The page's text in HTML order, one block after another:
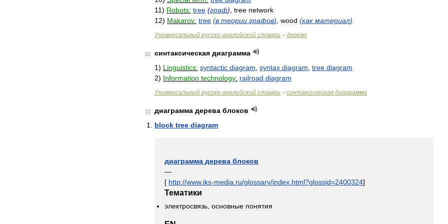
11) Robots: tree (граф) tree network
12) Makarov: tree (в теории графов) wood (как материал)
Универсальный русско-английский словарь > дерево
10 синтаксическая диаграмма
1) Linguistics: syntactic diagram syntax diagram tree diagram
2) Information technology: railroad diagram
Универсальный русско-английский словарь > синтаксическая диаграмма
11 диаграмма дерева блоков
block tree diagram
диаграмма дерева блоков
—
[ http://www. iks-media ru/glossary/index html?glossid=2400324]
Тематики
электросвязь основные понятия